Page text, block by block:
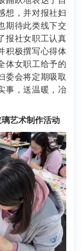
想，并对报社妇
期待此类线下交
报社女职工认真
积极撰写心得体
体女职工给予的
委会将定期吸取
事，送温暖，冶
艺术制作活动